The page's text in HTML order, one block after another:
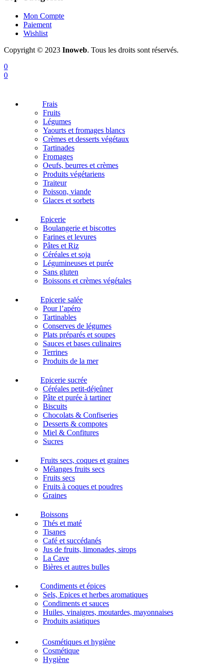
Mon Compte
Paiement
Wishlist
Copyright © 2023 Inoweb. Tous les droits sont réservés.
0
0
Frais
Fruits
Légumes
Yaourts et fromages blancs
Crèmes et desserts végétaux
Tartinades
Fromages
Oeufs, beurres et crèmes
Produits végétariens
Traiteur
Poisson, viande
Glaces et sorbets
Epicerie
Boulangerie et biscottes
Farines et levures
Pâtes et Riz
Céréales et soja
Légumineuses et purée
Sans gluten
Boissons et crèmes végétales
Epicerie salée
Pour l’apéro
Tartinables
Conserves de légumes
Plats préparés et soupes
Sauces et bases culinaires
Terrines
Produits de la mer
Epicerie sucrée
Céréales petit-déjeûner
Pâte et purée à tartiner
Biscuits
Chocolats & Confiseries
Desserts & compotes
Miel & Confitures
Sucres
Fruits secs, coques et graines
Mélanges fruits secs
Fruits secs
Fruits à coques et poudres
Graines
Boissons
Thés et maté
Tisanes
Café et succédanés
Jus de fruits, limonades, sirops
La Cave
Bières et autres bulles
Condiments et épices
Sels, Epices et herbes aromatiques
Condiments et sauces
Huiles, vinaigres, moutardes, mayonnaises
Produits asiatiques
Cosmétiques et hygiène
Cosmétique
Hygiène